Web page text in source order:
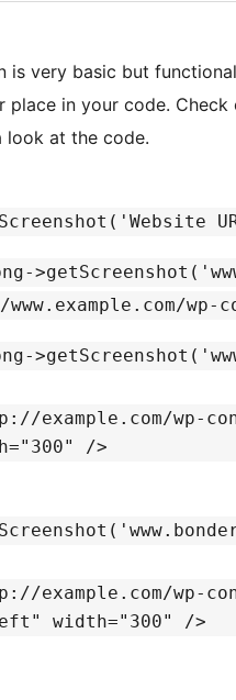
is very basic but
place in your code.
look at the code.
example.com/wp-
/>
example.com/wp-
width="300" />